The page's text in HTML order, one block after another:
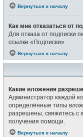
Вернуться к началу
Как мне отказаться от
Для отказа от подписки
ссылке «Подписки».
Вернуться к началу
Какие вложения
Администратор каждой
определённые типы
разрешены, свяжитесь с
получения помощи.
Вернуться к началу